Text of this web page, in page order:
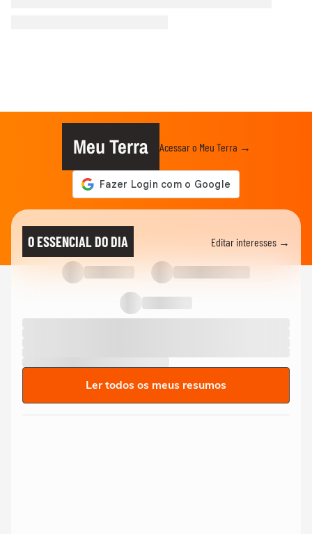
Meu Terra Acessar o Meu Terra →
O ESSENCIAL DO DIA Editar interesses →
Ler todos os meus resumos